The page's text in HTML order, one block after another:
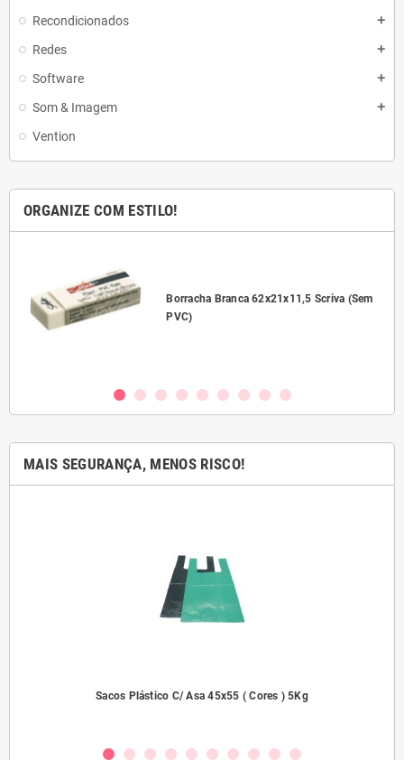
Recondicionados
add
Redes add
Software add
Som & Imagem add
Vention
ORGANIZE COM ESTILO!
Borracha Branca 62x21x11,5 Scriva (Sem
PVC)
MAIS SEGURANÇA, MENOS RISCO!
Sacos Plástico C/ Asa 45x55 ( Cores ) 5Kg